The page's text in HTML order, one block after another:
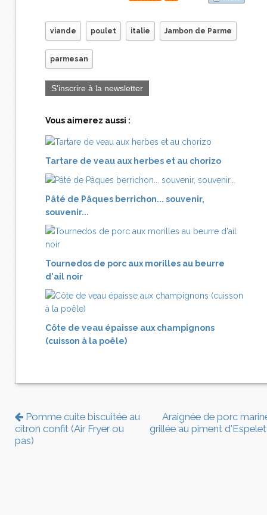
viande poulet italie Jambon de Parme
parmesan
S'inscrire à la newsletter
Vous aimerez aussi :
Tartare de veau aux herbes et au chorizo
Pâté de Pâques berrichon... souvenir,
souvenir...
Tournedos de porc aux morilles au beurre
d'ail noir
Côte de veau épaisse aux champignons
(cuisson à la poêle)
Pomme cuite biscuitée au
citron confit (Air Fryer ou
pas)
Araignée de porc
grillée au piment